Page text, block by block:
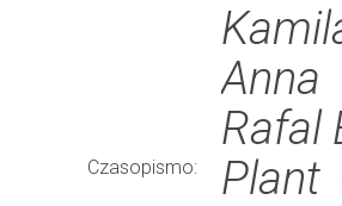
Anna
Rafal
Czasopismo:
Plant